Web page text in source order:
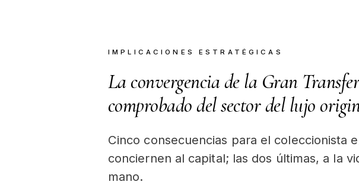
IMPLICACIONES ESTRATÉGICAS
La convergencia de la Gran
comprobado del sector del lujo
Cinco consecuencias para el coleccionista
conciernen al capital; las dos últimas, a la
mano.